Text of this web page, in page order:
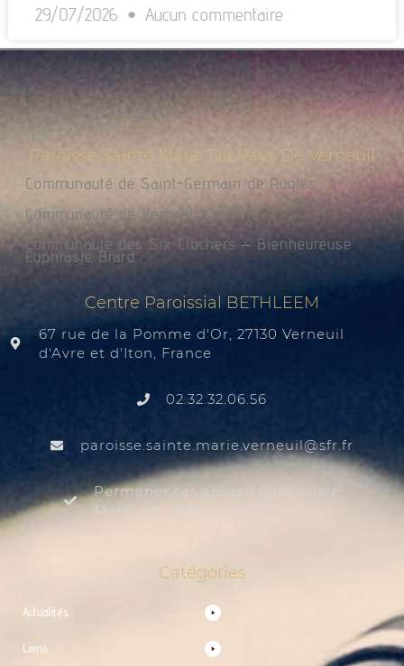
29/07/2026 Aucun commentaire
Paroisse Sainte Marie Du Pays De Verneuil
Communauté de Saint-Germain de Rugles
Communauté de Verneuil sur Avre
Communauté des Six Clochers – Bienheureuse
Euphrasie Brard
Centre Paroissial BETHLEEM
67 rue de la Pomme d'Or, 27130 Verneuil
d'Avre et d'Iton, France
02.32.32.06.56
rf.rfs
@liuenrev.eiram.etnias.essiorap
Permanences accueil paroissiale
Mardi au samedi de 9:30 à 12:00
Catégories
Actualités
Liens